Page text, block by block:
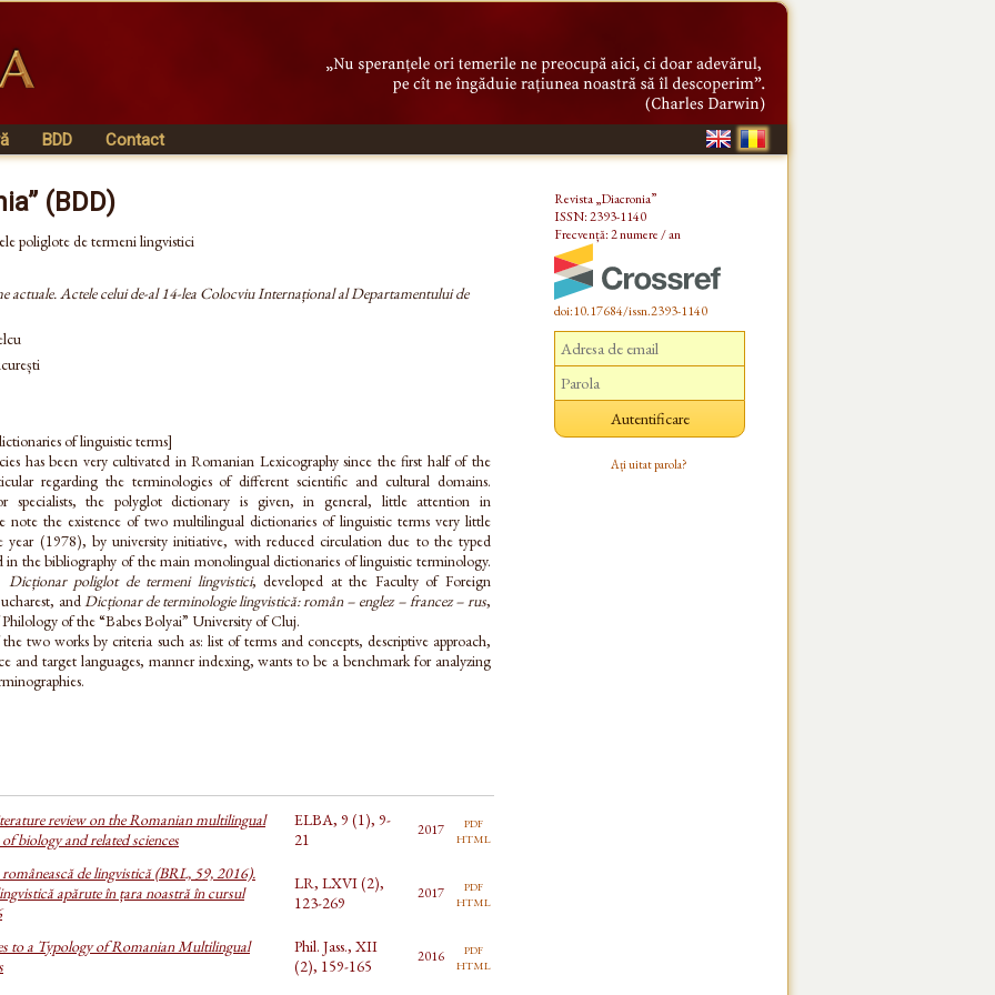
BDD Contact
(BDD)
poliglote de termeni lingvistici
actuale. Actele celui de-al 14-lea Colocviu Internațional al Departamentului de
of linguistic terms]
has been very cultivated in Romanian Lexicography since the first half of the
regarding the terminologies of different scientific and cultural domains.
specialists, the polyglot dictionary is given, in general, little attention in
note the existence of two multilingual dictionaries of linguistic terms very little
year (1978), by university initiative, with reduced circulation due to the typed
the bibliography of the main monolingual dictionaries of linguistic terminology.
Dicționar poliglot de termeni lingvistici, developed at the Faculty of Foreign
andDicționar de terminologie lingvistică: român – englez – francez – rus,
of the “Babes Bolyai” University of Cluj.
two works by criteria such as: list of terms and concepts, descriptive approach,
and target languages, manner indexing, wants to be a benchmark for analyzing
review on the Romanian multilingual
biology and related sciences
ELBA, 9 (1), 9-
21
2017 pdf
html
de lingvistică (BRL, 59, 2016).
apărute în țara noastră în cursul
LR, LXVI (2),
123-269
2017 pdf
html
to a Typology of Romanian Multilingual
Phil. Jass., XII
(2), 159-165
2016 pdf
html
Revista „Diacronia”
ISSN: 2393-1140
Frecvență: 2 numere / an
doi:10.17684/issn.2393-1140
Ați uitat parola?